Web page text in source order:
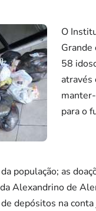
O
58
através
para o
população; as
Alexandrino de
depósitos na